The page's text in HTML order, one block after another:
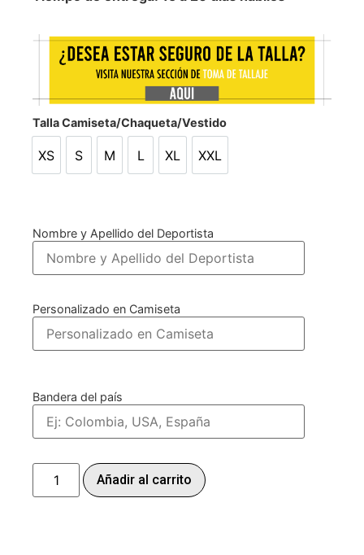
Talla Camiseta/Chaqueta/Vestido
XS
XS
S
S
M
M
L
L
XL
XL
XXL
XXL
Nombre y Apellido del Deportista
Personalizado en Camiseta
Bandera del país
Añadir al carrito